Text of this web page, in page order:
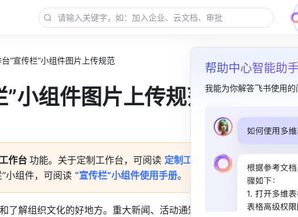
帮助中心智能助
我能为你解答飞书使用的
“宣传栏”小组件图片上传规范
小组件图片上传规范
作台 功能。关于定制工作台，可阅读 定制工作
小组件，可阅读 “宣传栏”小组件使用手册。
了解组织文化的好地方。重大新闻、活动通知等
本篇目录
二、建议尺寸
桌面端​